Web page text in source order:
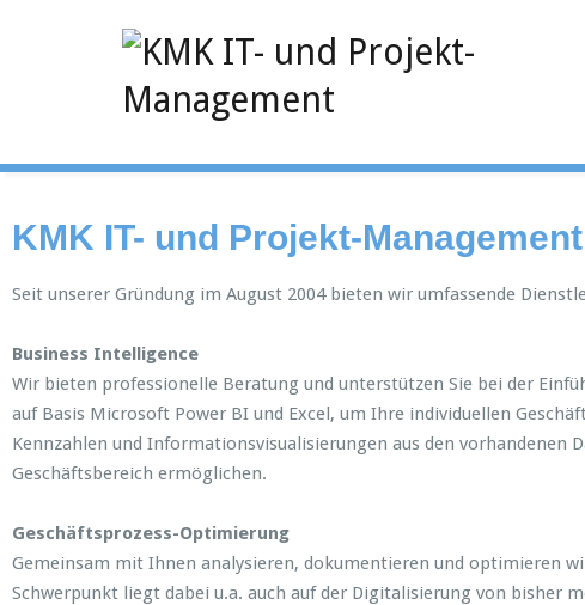
KMK IT- und Projekt-Management
Seit unserer Gründung im August 2004 bieten wir umfassende
Business Intelligence
Wir bieten professionelle Beratung und unterstützen Sie bei der
auf Basis Microsoft Power BI und Excel, um Ihre individuellen
Kennzahlen und Informationsvisualisierungen aus den
Geschäftsbereich ermöglichen.
Geschäftsprozess-Optimierung
Gemeinsam mit Ihnen analysieren, dokumentieren und optimieren
Schwerpunkt liegt dabei u.a. auch auf der Digitalisierung von bisher